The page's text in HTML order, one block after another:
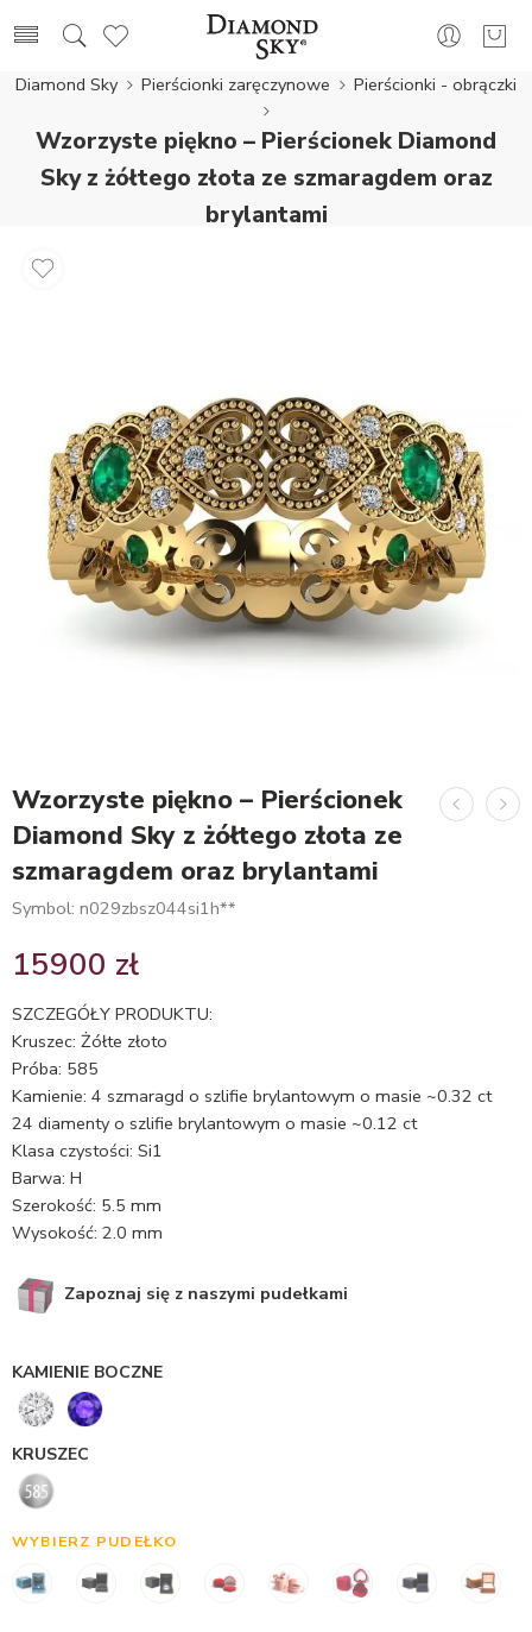
Diamond Sky Pierścionki zaręczynowe Pierścionki - obrączki
Wzorzyste piękno – Pierścionek Diamond
Sky z żółtego złota ze szmaragdem oraz
brylantami
Wzorzyste piękno – Pierścionek
Diamond Sky z żółtego złota ze
szmaragdem oraz brylantami
Symbol: n029zbsz044si1h**
15900 zł
SZCZEGÓŁY PRODUKTU:
Kruszec: Żółte złoto
Próba: 585
Kamienie: 4 szmaragd o szlifie brylantowym o masie ~0.32 ct
24 diamenty o szlifie brylantowym o masie ~0.12 ct
Klasa czystości: Si1
Barwa: H
Szerokość: 5.5 mm
Wysokość: 2.0 mm
Zapoznaj się z naszymi pudełkami
KAMIENIE BOCZNE
KRUSZEC
WYBIERZ PUDEŁKO